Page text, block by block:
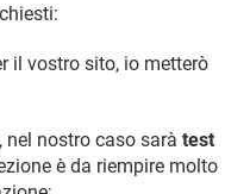
il vostro sito, io metterò
nel nostro caso sarà test
è da riempire molto